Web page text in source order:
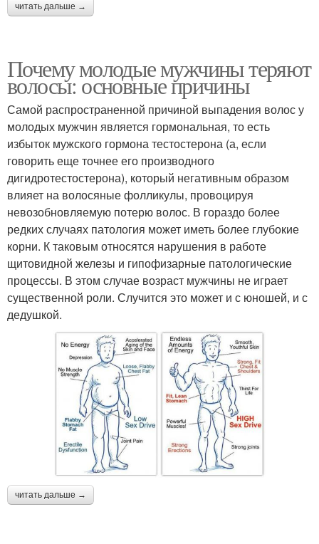
читать дальше →
Почему молодые мужчины теряют
волосы: основные причины
Самой распространенной причиной выпадения волос у
молодых мужчин является гормональная, то есть
избыток мужского гормона тестостерона (а, если
говорить еще точнее его производного
дигидротестостерона), который негативным образом
влияет на волосяные фолликулы, провоцируя
невозобновляемую потерю волос. В гораздо более
редких случаях патология может иметь более глубокие
корни. К таковым относятся нарушения в работе
щитовидной железы и гипофизарные патологические
процессы. В этом случае возраст мужчины не играет
существенной роли. Случится это может и с юношей, и с
дедушкой.
читать дальше →